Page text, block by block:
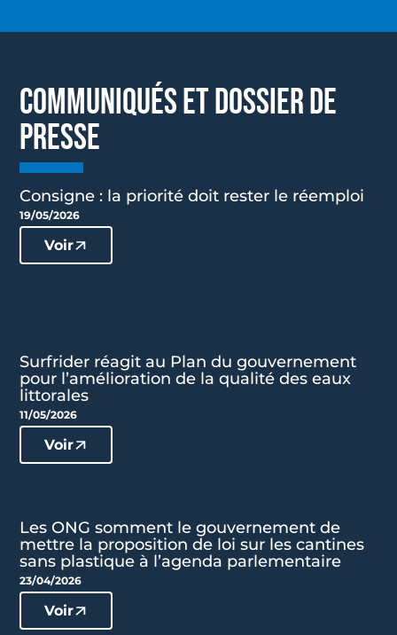
COMMUNIQUÉS ET DOSSIER DE
PRESSE
Consigne : la priorité doit rester le réemploi
19/05/2026
Voir
Surfrider réagit au Plan du gouvernement
pour l’amélioration de la qualité des eaux
littorales
11/05/2026
Voir
Les ONG somment le gouvernement de
mettre la proposition de loi sur les cantines
sans plastique à l’agenda parlementaire
23/04/2026
Voir